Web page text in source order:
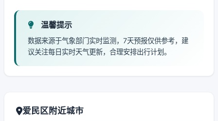
温馨提示
数据来源于气象部门实时监测，7天预报仅供参考，建
议关注每日实时天气更新，合理安排出行计划。
爱民区附近城市